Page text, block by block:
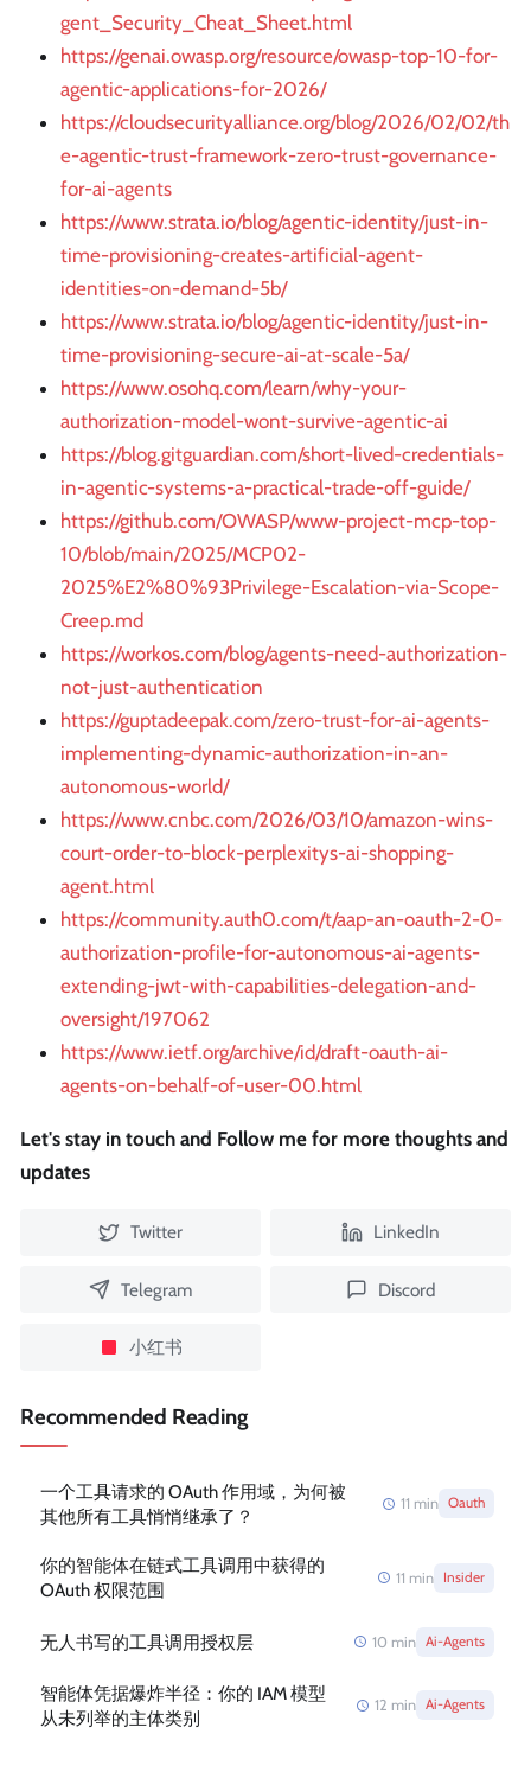
gent_Security_Cheat_Sheet.html
https://genai.owasp.org/resource/owasp-top-10-for-
agentic-applications-for-2026/
https://cloudsecurityalliance.org/blog/2026/02/02/th
e-agentic-trust-framework-zero-trust-governance-
for-ai-agents
https://www.strata.io/blog/agentic-identity/just-in-
time-provisioning-creates-artificial-agent-
identities-on-demand-5b/
https://www.strata.io/blog/agentic-identity/just-in-
time-provisioning-secure-ai-at-scale-5a/
https://www.osohq.com/learn/why-your-
authorization-model-wont-survive-agentic-ai
https://blog.gitguardian.com/short-lived-credentials-
in-agentic-systems-a-practical-trade-off-guide/
https://github.com/OWASP/www-project-mcp-top-
10/blob/main/2025/MCP02-
2025%E2%80%93Privilege-Escalation-via-Scope-
Creep.md
https://workos.com/blog/agents-need-authorization-
not-just-authentication
https://guptadeepak.com/zero-trust-for-ai-agents-
implementing-dynamic-authorization-in-an-
autonomous-world/
https://www.cnbc.com/2026/03/10/amazon-wins-
court-order-to-block-perplexitys-ai-shopping-
agent.html
https://community.auth0.com/t/aap-an-oauth-2-0-
authorization-profile-for-autonomous-ai-agents-
extending-jwt-with-capabilities-delegation-and-
oversight/197062
https://www.ietf.org/archive/id/draft-oauth-ai-
agents-on-behalf-of-user-00.html
Let's stay in touch and Follow me for more thoughts and
updates
Twitter LinkedIn
Telegram Discord
小红书
Recommended Reading
一个工具请求的 OAuth 作用域，为何被
其他所有工具悄悄继承了？
11 min Oauth
你的智能体在链式工具调用中获得的
OAuth 权限范围
11 min Insider
无人书写的工具调用授权层 10 min Ai-Agents
智能体凭据爆炸半径：你的 IAM 模型
从未列举的主体类别
12 min Ai-Agents